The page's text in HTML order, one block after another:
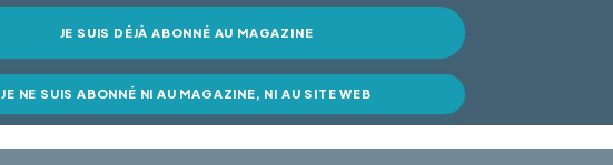
JE SUIS DÉJÀ ABONNÉ AU MAGAZINE
JE NE SUIS ABONNÉ NI AU MAGAZINE, NI AU SITE WEB